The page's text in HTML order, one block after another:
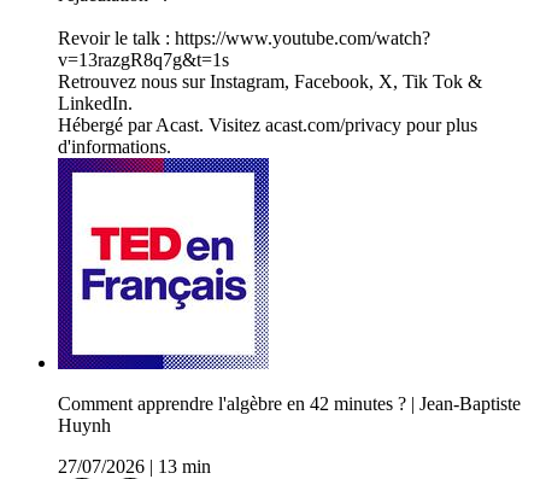
Revoir le talk : https://www.youtube.com/watch?
v=13razgR8q7g&t=1s
Retrouvez nous sur Instagram, Facebook, X, Tik Tok &
LinkedIn.
Hébergé par Acast. Visitez acast.com/privacy pour plus
d'informations.
Comment apprendre l'algèbre en 42 minutes ? | Jean-Baptiste
Huynh
27/07/2026
13 min